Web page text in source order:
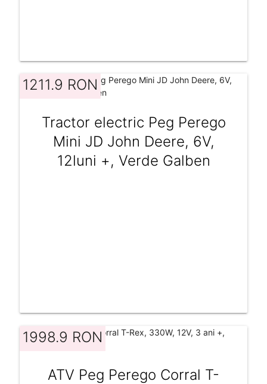
1211.9 RON
Tractor electric Peg Perego
Mini JD John Deere, 6V,
12luni +, Verde Galben
1998.9 RON
ATV Peg Perego Corral T-